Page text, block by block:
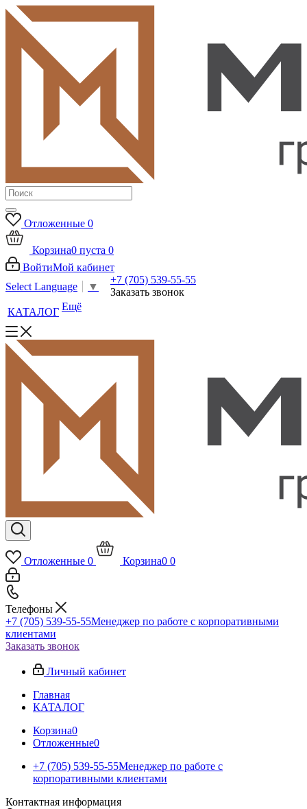
Отложенные 0
Корзина0 пуста 0
ВойтиМой кабинет
Select Language
▼
+7 (705) 539-55-55
Заказать звонок
КАТАЛОГ Ещё
Отложенные 0 Корзина0 0
Телефоны
+7 (705) 539-55-55Менеджер по работе с корпоративными
клиентами
Заказать звонок
Личный кабинет
Главная
КАТАЛОГ
Корзина0
Отложенные0
+7 (705) 539-55-55Менеджер по работе с
корпоративными клиентами
Контактная информация